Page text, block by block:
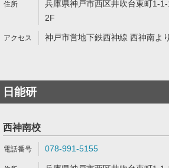
兵庫県神戸市西区井吹台東町1-
2F
神戸市営地下鉄西神線 西神南よ
日能研
西神南校
078-991-5155